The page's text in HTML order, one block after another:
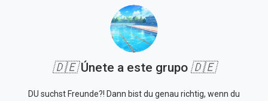
🇩🇪Únete a este grupo 🇩🇪
DU suchst Freunde?! Dann bist du genau richtig, wenn du